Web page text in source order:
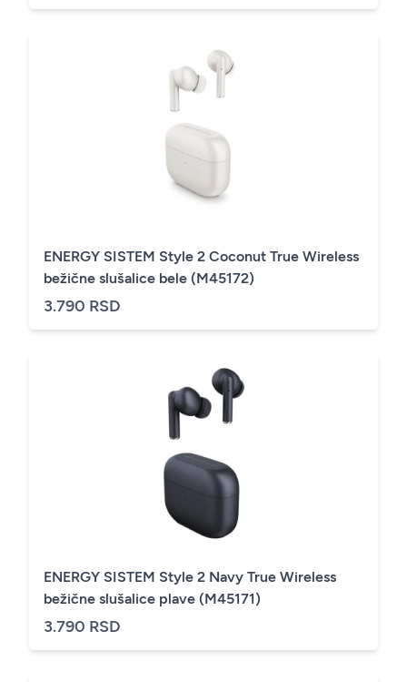
ENERGY SISTEM Style 2 Coconut True Wireless
bežične slušalice bele (M45172)
3.790 RSD
ENERGY SISTEM Style 2 Navy True Wireless
bežične slušalice plave (M45171)
3.790 RSD